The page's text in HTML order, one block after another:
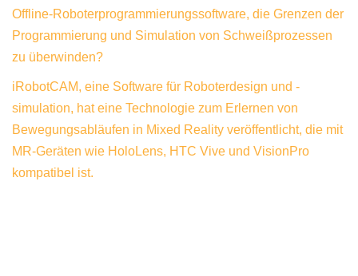
Offline-Roboterprogrammierungssoftware, die Grenzen der
Programmierung und Simulation von Schweißprozessen
zu überwinden?
iRobotCAM, eine Software für Roboterdesign und -
simulation, hat eine Technologie zum Erlernen von
Bewegungsabläufen in Mixed Reality veröffentlicht, die mit
MR-Geräten wie HoloLens, HTC Vive und VisionPro
kompatibel ist.